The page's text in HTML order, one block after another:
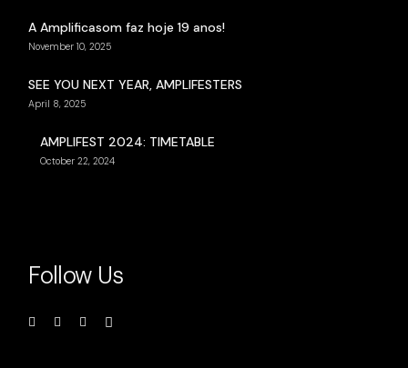
A Amplificasom faz hoje 19 anos!
November 10, 2025
SEE YOU NEXT YEAR, AMPLIFESTERS
April 8, 2025
AMPLIFEST 2024: TIMETABLE
October 22, 2024
Follow Us